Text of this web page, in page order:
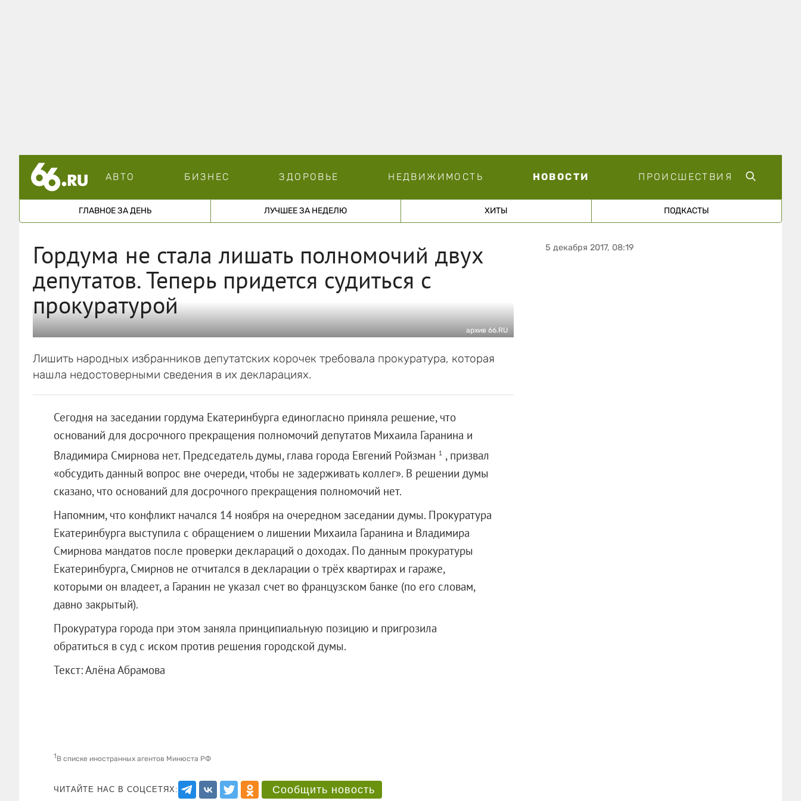
АВТО БИЗНЕС ЗДОРОВЬЕ НЕДВИЖИМОСТЬ НОВОСТИ ПРОИСШЕСТВИЯ
ГЛАВНОЕ ЗА ДЕНЬ ЛУЧШЕЕ ЗА НЕДЕЛЮ ХИТЫ ПОДКАСТЫ
Гордума не стала лишать полномочий двух
депутатов. Теперь придется судиться с
прокуратурой
архив 66.RU
Лишить народных избранников депутатских корочек требовала прокуратура, которая
нашла недостоверными сведения в их декларациях.
Сегодня на заседании гордума Екатеринбурга единогласно приняла решение, что
оснований для досрочного прекращения полномочий депутатов Михаила Гаранина и
Владимира Смирнова нет. Председатель думы, глава города Евгений Ройзман 1 , призвал
«обсудить данный вопрос вне очереди, чтобы не задерживать коллег». В решении думы
сказано, что оснований для досрочного прекращения полномочий нет.
Напомним, что конфликт начался 14 ноября на очередном заседании думы. Прокуратура
Екатеринбурга выступила с обращением о лишении Михаила Гаранина и Владимира
Смирнова мандатов после проверки деклараций о доходах. По данным прокуратуры
Екатеринбурга, Смирнов не отчитался в декларации о трёх квартирах и гараже,
которыми он владеет, а Гаранин не указал счет во французском банке (по его словам,
давно закрытый).
Прокуратура города при этом заняла принципиальную позицию и пригрозила
обратиться в суд с иском против решения городской думы.
Текст: Алёна Абрамова
1В списке иностранных агентов Минюста РФ
ЧИТАЙТЕ НАС В СОЦСЕТЯХ: Сообщить новость
5 декабря 2017, 08:19